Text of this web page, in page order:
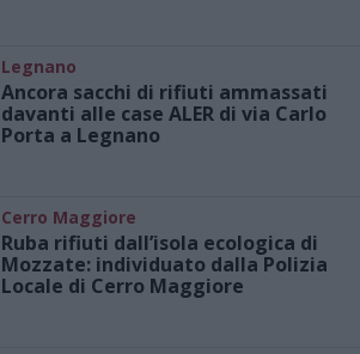
Legnano
Ancora sacchi di rifiuti ammassati
davanti alle case ALER di via Carlo
Porta a Legnano
Cerro Maggiore
Ruba rifiuti dall’isola ecologica di
Mozzate: individuato dalla Polizia
Locale di Cerro Maggiore